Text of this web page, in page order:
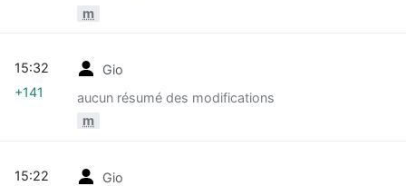
m
Gio
aucun résumé des modifications
m
15:32
+141
Gio
15:22